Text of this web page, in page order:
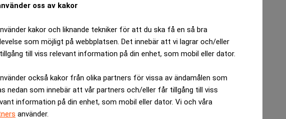
oss av kakor
kakor och liknande tekniker för att du ska få en så bra
som möjligt på webbplatsen. Det innebär att vi lagrar och/eller
till viss relevant information på din enhet, som mobil eller dator.
också kakor från olika partners för vissa av ändamålen som
nedan som innebär att vår partners och/eller får tillgång till viss
information på din enhet, som mobil eller dator. Vi och våra
använder.